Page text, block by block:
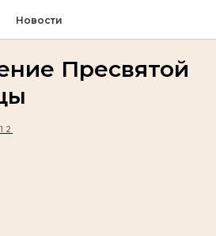
Новости
Пресвятой